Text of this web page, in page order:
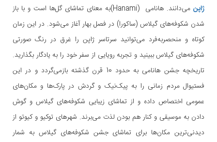
ژاپن
می‌دانند. هانامی (Hanami)به معنای تماشای گل‌ها است و با باز
شدن شکوفه‌های گیلاس (ساکورا) در فصل بهار آغاز می‌شود. در این زمان
کوتاه و منحصربه‌فرد می‌توانید سرتاسر ژاپن را غرق در رنگ صورتی
شکوفه‌های گیلاس ببینید و تجربه رویایی از سفر خود را به یادگار بگذارید.
تاریخچه جشن هانامی به حدود 10 قرن گذشته بازمی‌گردد و در این
فستیوال مردم زمانی را به پیک‌نیک و گردش در پارک‌ها و مکان‌های‌
عمومی اختصاص داده و از تماشای زیبایی شکوفه‌های گیلاس و گوش
دادن به موسیقی و کنار هم بودن لذت می‌برند. شهرهای توکیو و کیوتو از
دیدنی‌ترین مکان‌ها برای تماشای جشن شکوفه‌های گیلاس به شمار